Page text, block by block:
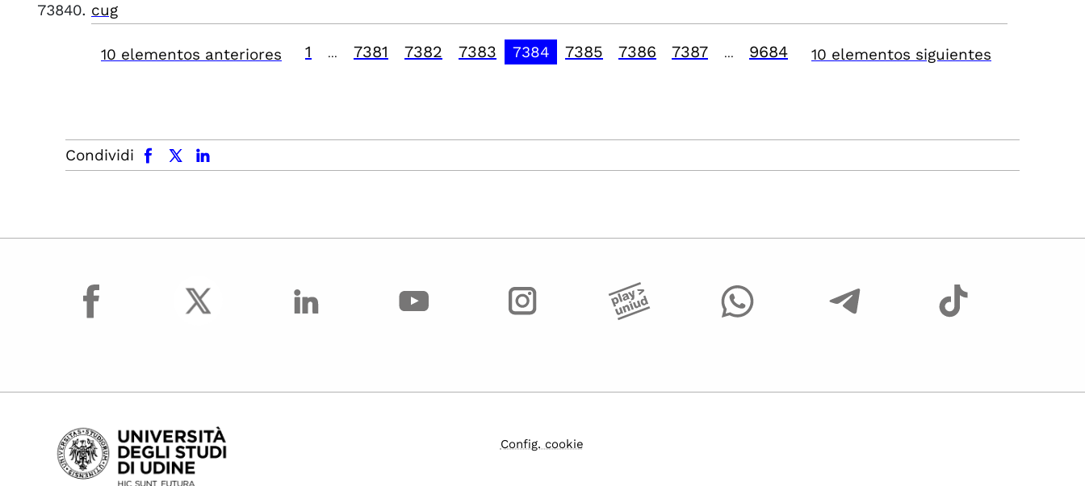
cug
10 elementos anteriores 1 7381 7382 7383 7384 7385 7386 7387 9684 10 elementos siguientes
Condividi
facebook x.com linkedin
facebook
Config. cookie